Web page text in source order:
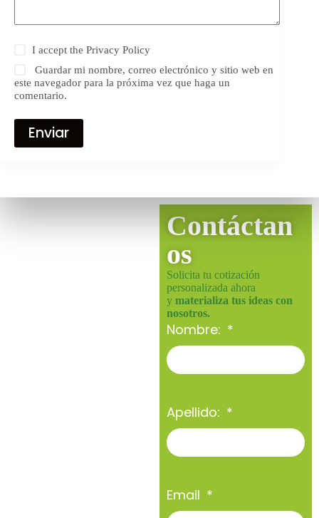
I accept thePrivacy Policy
Guardar mi nombre, correo electrónico y sitio web en
este navegador para la próxima vez que haga un
comentario.
Enviar
Contáctan
os
Solicita tu cotización
personalizada ahora
y materializa tus ideas con
nosotros.
Nombre:
Apellido:
Email